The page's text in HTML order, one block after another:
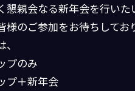
懇親会なる新年会を行いた
のご参加をお待ちしてお
プのみ
プ＋新年会